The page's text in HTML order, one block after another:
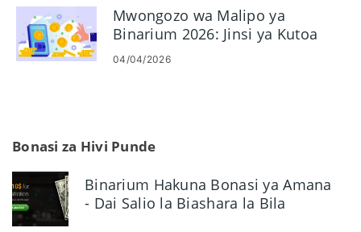
Mwongozo wa Malipo ya
Binarium 2026: Jinsi ya Kutoa
Pesa kwa Usalama
04/04/2026
Bonasi za Hivi Punde
Binarium Hakuna Bonasi ya Amana
- Dai Salio la Biashara la Bila